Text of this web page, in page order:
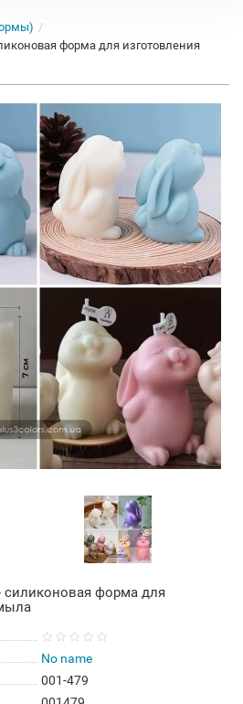
форма для изготовления
форма для
No name
001-479